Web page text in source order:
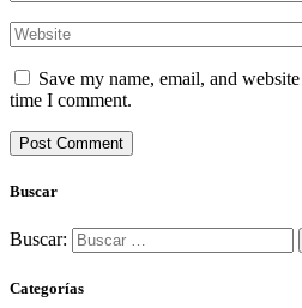
Save my name, email, and
time I comment.
Buscar
Buscar:
Categorías